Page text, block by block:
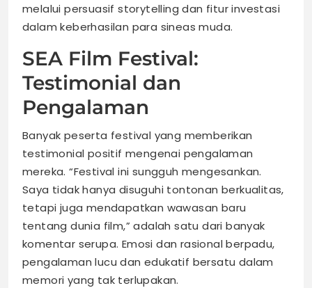
melalui persuasif storytelling dan fitur investasi
dalam keberhasilan para sineas muda.
SEA Film Festival:
Testimonial dan
Pengalaman
Banyak peserta festival yang memberikan
testimonial positif mengenai pengalaman
mereka. “Festival ini sungguh mengesankan.
Saya tidak hanya disuguhi tontonan berkualitas,
tetapi juga mendapatkan wawasan baru
tentang dunia film,” adalah satu dari banyak
komentar serupa. Emosi dan rasional berpadu,
pengalaman lucu dan edukatif bersatu dalam
memori yang tak terlupakan.